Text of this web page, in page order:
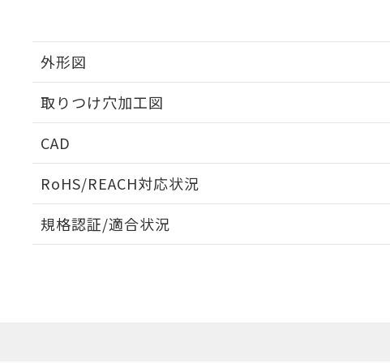
外形図
取りつけ穴加工図
CAD
RoHS/REACH対応状況
EU RoHS 注意事項・凡例
規格認証/適合状況